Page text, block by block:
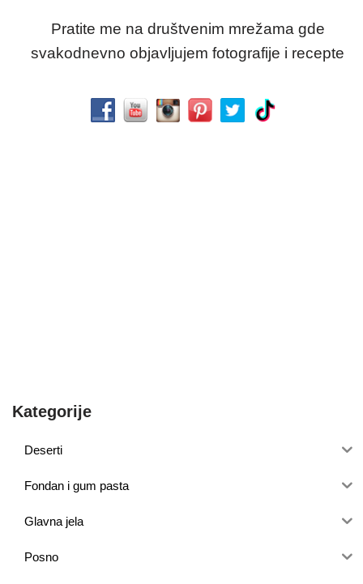
Pratite me na društvenim mrežama gde
svakodnevno objavljujem fotografije i recepte
Kategorije
Deserti
Fondan i gum pasta
Glavna jela
Posno